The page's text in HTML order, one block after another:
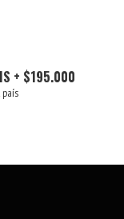
+ $195.000